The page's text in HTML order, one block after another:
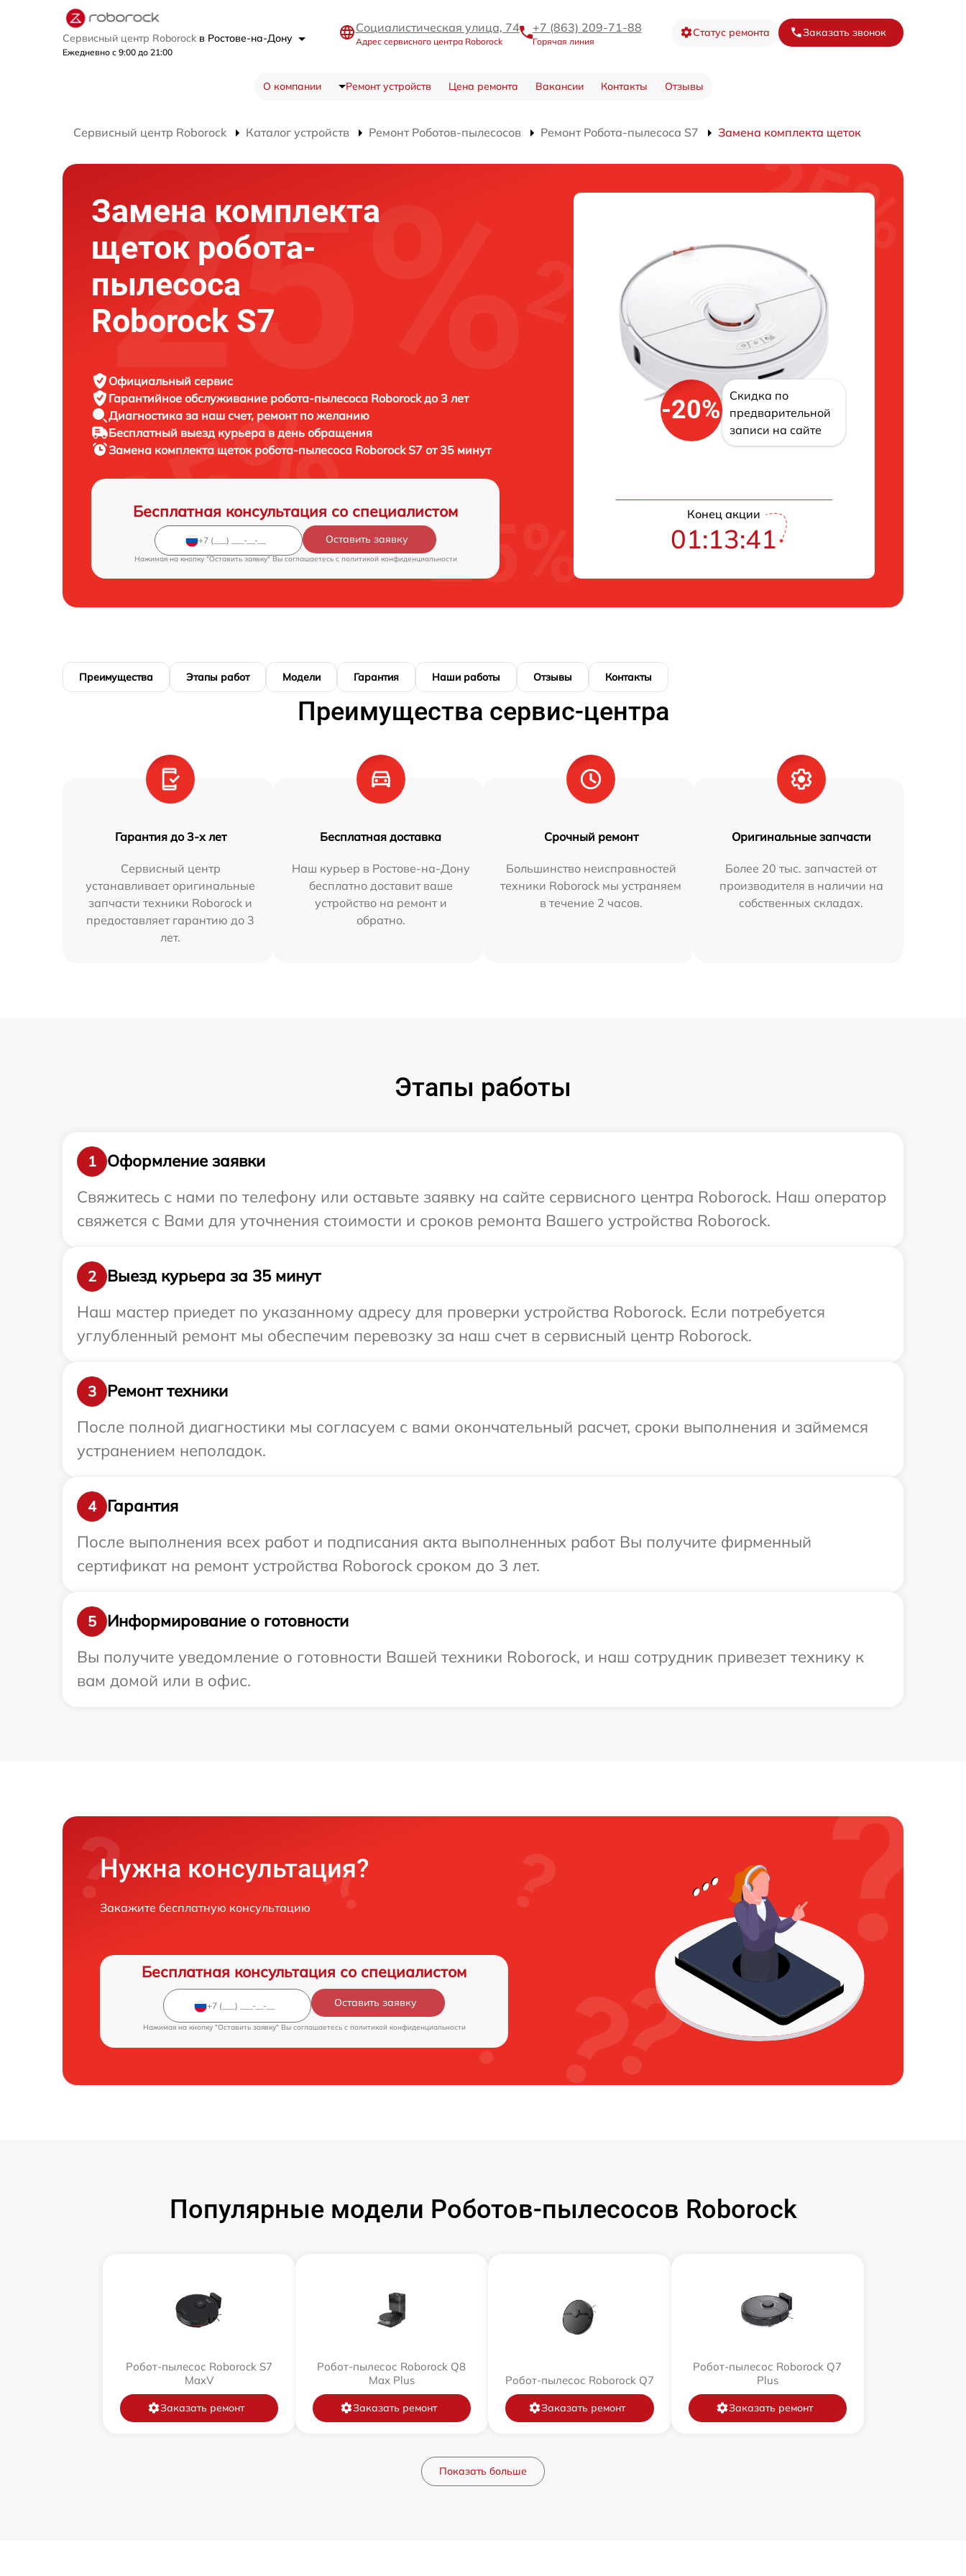
Сервисный центр Roborock в Ростове-на-Дону
Ежедневно с 9:00 до 21:00
Социалистическая улица, 74
Адрес сервисного центра Roborock
+7 (863) 209-71-88
Горячая линия
Статус ремонта Заказать звонок
О компании Ремонт устройств Цена ремонта Вакансии Контакты Отзывы
Сервисный центр Roborock Каталог устройств Ремонт Роботов-пылесосов Ремонт Робота-пылесоса S7 Замена комплекта щеток
Замена комплекта
щеток робота-
пылесоса
Roborock S7
Официальный сервис
Гарантийное обслуживание робота-пылесоса Roborock до 3 лет
Диагностика за наш счет, ремонт по желанию
Бесплатный выезд курьера в день обращения
Замена комплекта щеток робота-пылесоса Roborock S7 от 35 минут
Бесплатная консультация со специалистом
Оставить заявку
Нажимая на кнопку "Оставить заявку" Вы соглашаетесь c политикой конфиденциальности
-20%
Скидка по
предварительной
записи на сайте
Конец акции
01:13:39
Преимущества Этапы работ Модели Гарантия Наши работы Отзывы Контакты
Преимущества сервис-центра
Гарантия до 3-х лет
Сервисный центр
устанавливает оригинальные
запчасти техники Roborock и
предоставляет гарантию до 3
лет.
Бесплатная доставка
Наш курьер в Ростове-на-Дону
бесплатно доставит ваше
устройство на ремонт и
обратно.
Срочный ремонт
Большинство неисправностей
техники Roborock мы устраняем
в течение 2 часов.
Оригинальные запчасти
Более 20 тыс. запчастей от
производителя в наличии на
собственных складах.
Этапы работы
1
Оформление заявки
Свяжитесь с нами по телефону или оставьте заявку на сайте сервисного центра Roborock. Наш оператор
свяжется с Вами для уточнения стоимости и сроков ремонта Вашего устройства Roborock.
2
Выезд курьера за 35 минут
Наш мастер приедет по указанному адресу для проверки устройства Roborock. Если потребуется
углубленный ремонт мы обеспечим перевозку за наш счет в сервисный центр Roborock.
3
Ремонт техники
После полной диагностики мы согласуем с вами окончательный расчет, сроки выполнения и займемся
устранением неполадок.
4
Гарантия
После выполнения всех работ и подписания акта выполненных работ Вы получите фирменный
сертификат на ремонт устройства Roborock сроком до 3 лет.
5
Информирование о готовности
Вы получите уведомление о готовности Вашей техники Roborock, и наш сотрудник привезет технику к
вам домой или в офис.
Нужна консультация?
Закажите бесплатную консультацию
Бесплатная консультация со специалистом
Оставить заявку
Нажимая на кнопку "Оставить заявку" Вы соглашаетесь c политикой конфиденциальности
Популярные модели Роботов-пылесосов Roborock
Робот-пылесос Roborock S7
MaxV
Заказать ремонт
Робот-пылесос Roborock Q8
Max Plus
Заказать ремонт
Робот-пылесос Roborock Q7
Заказать ремонт
Робот-пылесос Roborock Q7
Plus
Заказать ремонт
Показать больше